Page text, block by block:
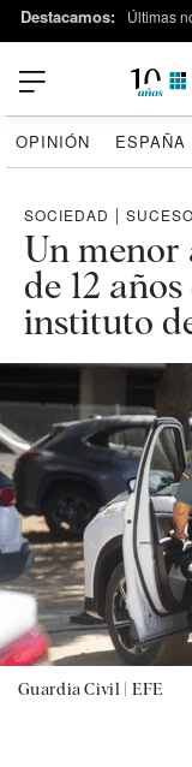
Destacamos: Últimas
OPINIÓN ESPAÑA
SOCIEDAD |
Un menor
de 12
instituto
Guardia Civil | EFE